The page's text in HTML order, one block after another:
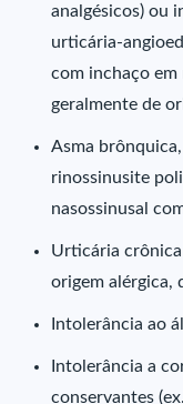
analgésicos) ou
urticária-
com inchaço em
geralmente de
Asma
rinossinusite
nasossinusal
Urticária crônica
origem alérgica,
Intolerância ao
Intolerância a
conservantes